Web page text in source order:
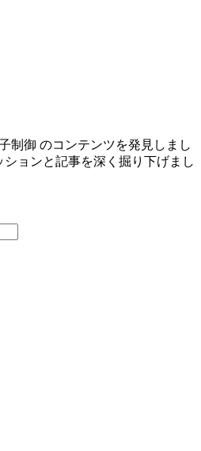
制御 のコンテンツを発見しまし
ションと記事を深く掘り下げまし